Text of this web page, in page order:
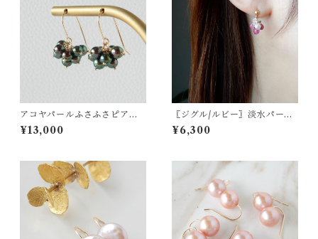
アコヤパールふさふさピアス/
イヤリング 14kgf（ブラッ
ク）【1299】
¥13,000
〖ジグル/ルビー〗淡水パール
ハーキマーダイヤモンドピア
ス/イヤリング 14kgf 7月の誕
¥6,300